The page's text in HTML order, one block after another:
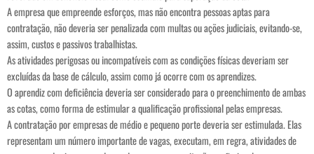
A empresa que empreende esforços, mas não encontra pessoas aptas para
contratação, não deveria ser penalizada com multas ou ações judiciais, evitando-se,
assim, custos e passivos trabalhistas.
As atividades perigosas ou incompatíveis com as condições físicas deveriam ser
excluídas da base de cálculo, assim como já ocorre com os aprendizes.
O aprendiz com deficiência deveria ser considerado para o preenchimento de ambas
as cotas, como forma de estimular a qualificação profissional pelas empresas.
A contratação por empresas de médio e pequeno porte deveria ser estimulada. Elas
representam um número importante de vagas, executam, em regra, atividades de